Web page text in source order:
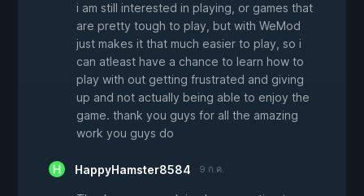
i am still interested in playing, or games that
are pretty tough to play, but with WeMod
just makes it that much easier to play, so i
can atleast have a chance to learn how to
play with out getting frustrated and giving
up and not actually being able to enjoy the
game. thank you guys for all the amazing
work you guys do
HappyHamster8584 9 ก.ค.